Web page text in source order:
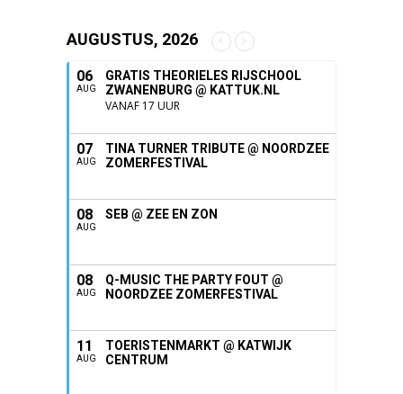
AUGUSTUS, 2026
06
AUG
GRATIS THEORIELES RIJSCHOOL
ZWANENBURG @ KATTUK.NL
VANAF 17 UUR
07
AUG
TINA TURNER TRIBUTE @ NOORDZEE
ZOMERFESTIVAL
08
AUG
SEB @ ZEE EN ZON
08
AUG
Q-MUSIC THE PARTY FOUT @
NOORDZEE ZOMERFESTIVAL
11
AUG
TOERISTENMARKT @ KATWIJK
CENTRUM